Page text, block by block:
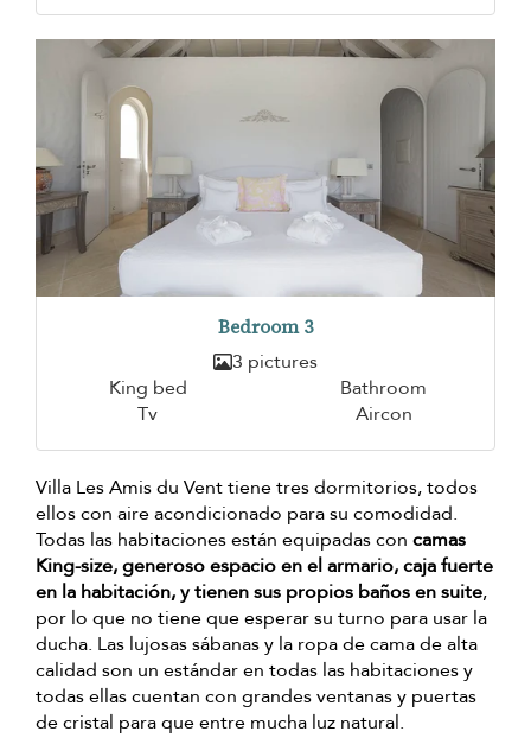
Bedroom 3
3 pictures
King bed
Bathroom
Tv
Aircon
Villa Les Amis du Vent tiene tres dormitorios, todos
ellos con aire acondicionado para su comodidad.
Todas las habitaciones están equipadas con camas
King-size, generoso espacio en el armario, caja fuerte
en la habitación, y tienen sus propios baños en suite,
por lo que no tiene que esperar su turno para usar la
ducha. Las lujosas sábanas y la ropa de cama de alta
calidad son un estándar en todas las habitaciones y
todas ellas cuentan con grandes ventanas y puertas
de cristal para que entre mucha luz natural.